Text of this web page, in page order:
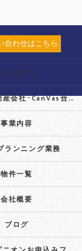
合わせはこちら
ンセプト
新川崎の不動産会社･CanVas合同会社の評判
事業内容
ランニング業務
物件一覧
会社概要
ブログ